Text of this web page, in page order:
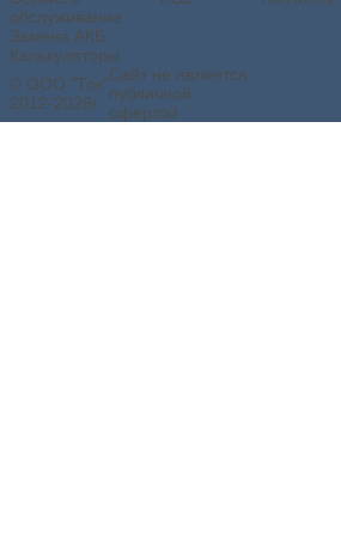
обслуживание
Замена АКБ
Калькуляторы
© ООО "Ток"
2012-2026г.
Сайт не является
публичной
офертой